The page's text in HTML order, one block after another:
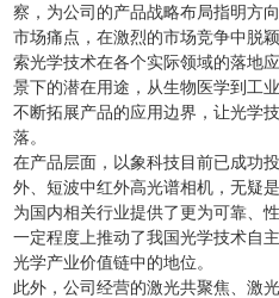
察，为公司的产品战略布局指明方
市场痛点，在激烈的市场竞争中脱
索光学技术在各个实际领域的落地
景下的潜在用途，从生物医学到工
不断拓展产品的应用边界，让光学
落。
在产品层面，以象科技目前已成功
外、短波中红外高光谱相机，无疑
为国内相关行业提供了更为可靠、
一定程度上推动了我国光学技术自
光学产业价值链中的地位。
此外，公司经营的激光共聚焦、激